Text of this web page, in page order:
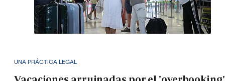
UNA PRÁCTICA LEGAL